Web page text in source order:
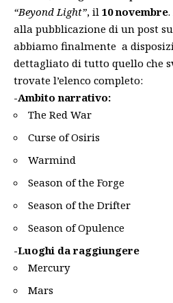
“Beyond Light”, il 10 novembre
alla pubblicazione di un post
abbiamo finalmente a
dettagliato di tutto quello che
trovate l’elenco completo:
-Ambito narrativo:
The Red War
Curse of Osiris
Warmind
Season of the Forge
Season of the Drifter
Season of Opulence
-Luoghi da raggiungere
Mercury
Mars